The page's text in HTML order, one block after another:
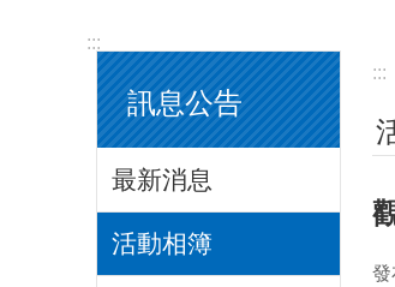
:::
訊息公告
最新消息
活動相簿
:::
發